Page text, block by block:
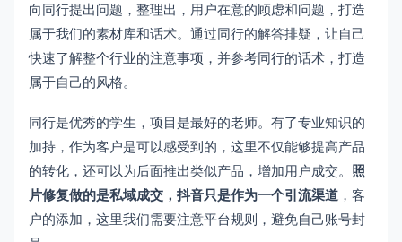
向同行提出问题，整理出，用户在意的顾虑和问题，打造
属于我们的素材库和话术。通过同行的解答排疑，让自己
快速了解整个行业的注意事项，并参考同行的话术，打造
属于自己的风格。
同行是优秀的学生，项目是最好的老师。有了专业知识的
加持，作为客户是可以感受到的，这里不仅能够提高产品
的转化，还可以为后面推出类似产品，增加用户成交。 照
片修复做的是私域成交，抖音只是作为一个引流渠道 ，客
户的添加，这里我们需要注意平台规则，避免自己账号封